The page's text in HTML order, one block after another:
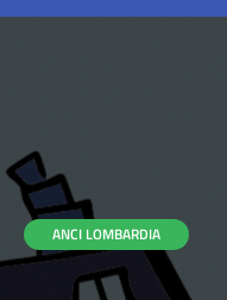
ANCI LOMBARDIA